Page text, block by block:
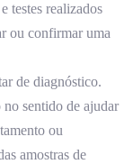
testes realizados
ou confirmar uma
de diagnóstico.
sentido de ajudar
ou
amostras de